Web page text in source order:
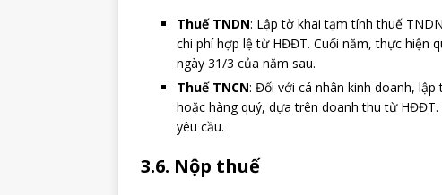
Thuế TNDN: Lập tờ khai tạm tính thuế
chi phí hợp lệ từ HĐĐT. Cuối năm, thực hiện
ngày 31/3 của năm sau.
Thuế TNCN: Đối với cá nhân kinh doanh,
hoặc hàng quý, dựa trên doanh thu từ
yêu cầu.
3.6. Nộp thuế